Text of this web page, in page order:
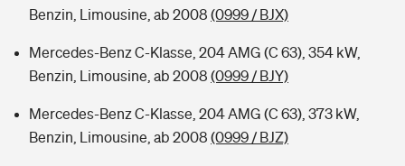
Benzin, Limousine, ab 2008 (0999 / BJX)
Mercedes-Benz C-Klasse, 204 AMG (C 63), 354 kW,
Benzin, Limousine, ab 2008 (0999 / BJY)
Mercedes-Benz C-Klasse, 204 AMG (C 63), 373 kW,
Benzin, Limousine, ab 2008 (0999 / BJZ)